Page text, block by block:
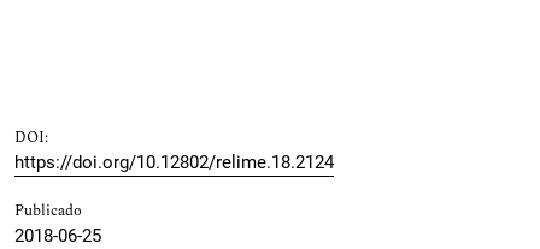
DOI:
https://doi.org/10.12802/relime.18.2124
Publicado
2018-06-25